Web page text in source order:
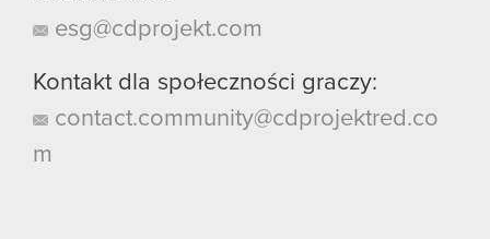
esg@cdprojekt.com
Kontakt dla społeczności graczy:
contact.community@cdprojektred.co
m